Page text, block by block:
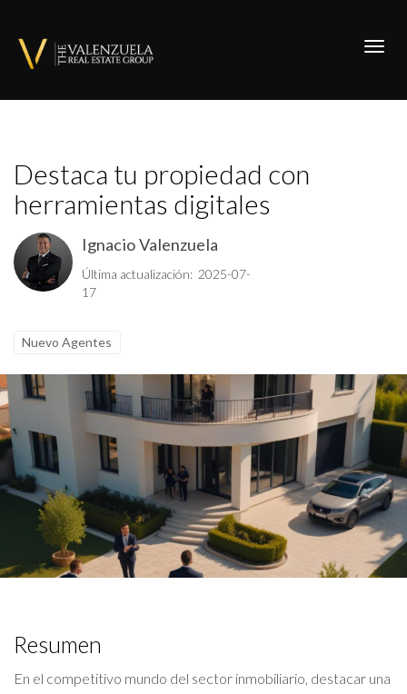
Destaca tu propiedad con
herramientas digitales
Ignacio Valenzuela
Última actualización: 2025-07-
17
Nuevo Agentes
Resumen
En el competitivo mundo del sector inmobiliario, destacar una